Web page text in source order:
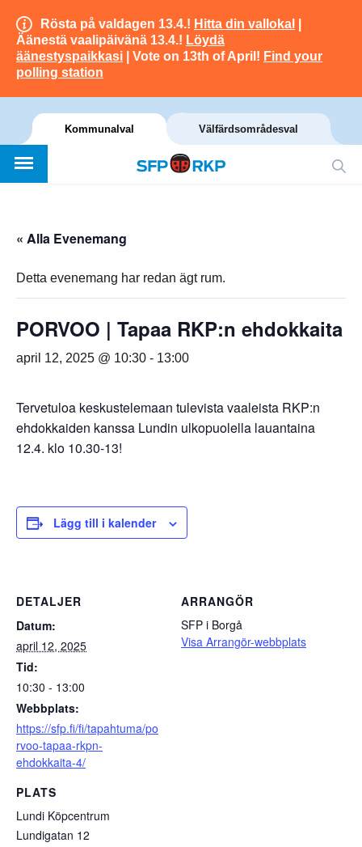
Rösta på valdagen 13.4.! Hitta din vallokal
Äänestä vaalipäivänä 13.4.! Löydä
äänestyspaikkasi | Vote on 13th of April! Find your
polling station
Kommunalval Välfärdsområdesval
« Alla Evenemang
Detta evenemang har redan ägt rum.
PORVOO | Tapaa RKP:n ehdokkaita
april 12, 2025 @ 10:30 - 13:00
Tervetuloa keskustelemaan tulevista vaaleista RKP:n
ehdokkaiden kanssa Lundin ulkopuolella lauantaina
12.4. klo 10.30-13!
Lägg till i kalender
DETALJER
Datum:
april 12, 2025
Tid:
10:30 - 13:00
Webbplats:
https://sfp.fi/fi/tapahtuma/po
rvoo-tapaa-rkpn-
ehdokkaita-4/
PLATS
Lundi Köpcentrum
Lundigatan 12
ARRANGÖR
SFP i Borgå
Visa Arrangör-webbplats